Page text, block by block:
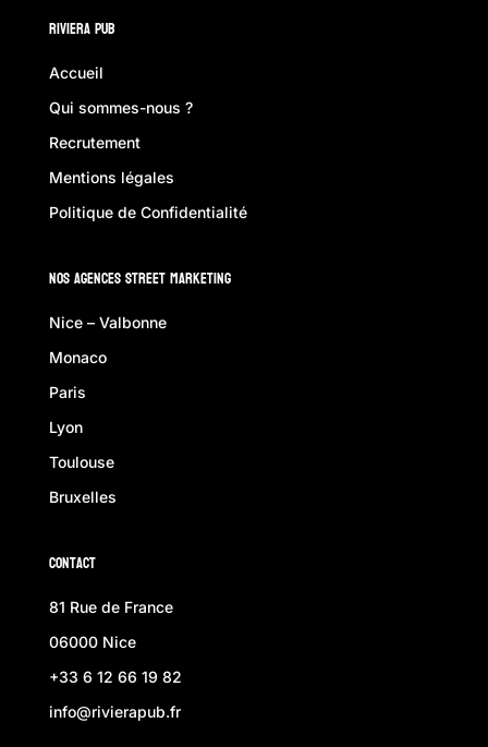
Riviera Pub
Accueil
Qui sommes-nous ?
Recrutement
Mentions légales
Politique de Confidentialité
Nos Agences Street Marketing
Nice – Valbonne
Monaco
Paris
Lyon
Toulouse
Bruxelles
Contact
81 Rue de France
06000 Nice
+33 6 12 66 19 82
info@rivierapub.fr